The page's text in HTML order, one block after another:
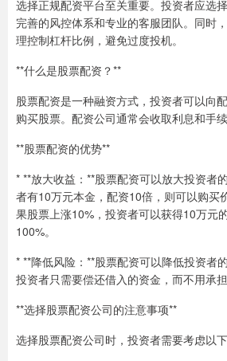
选择正规配资平台至关重要。投资者应选
完善的风控体系和专业的客服团队。同时
理控制杠杆比例，避免过度投机。
**什么是股票配资？**
股票配资是一种融资方式，投资者可以向
购买股票。配资公司通常会收取利息和手续
**股票配资的优势**
* **放大收益：**股票配资可以放大投资者
者有10万元本金，配资10倍，则可以购买
果股票上涨10%，投资者可以获得10万元
100%。
* **降低风险：**股票配资可以降低投资者
投资者只需要偿还借入的资金，而不用承担
**选择股票配资公司的注意事项**
选择股票配资公司时，投资者需要考虑以下